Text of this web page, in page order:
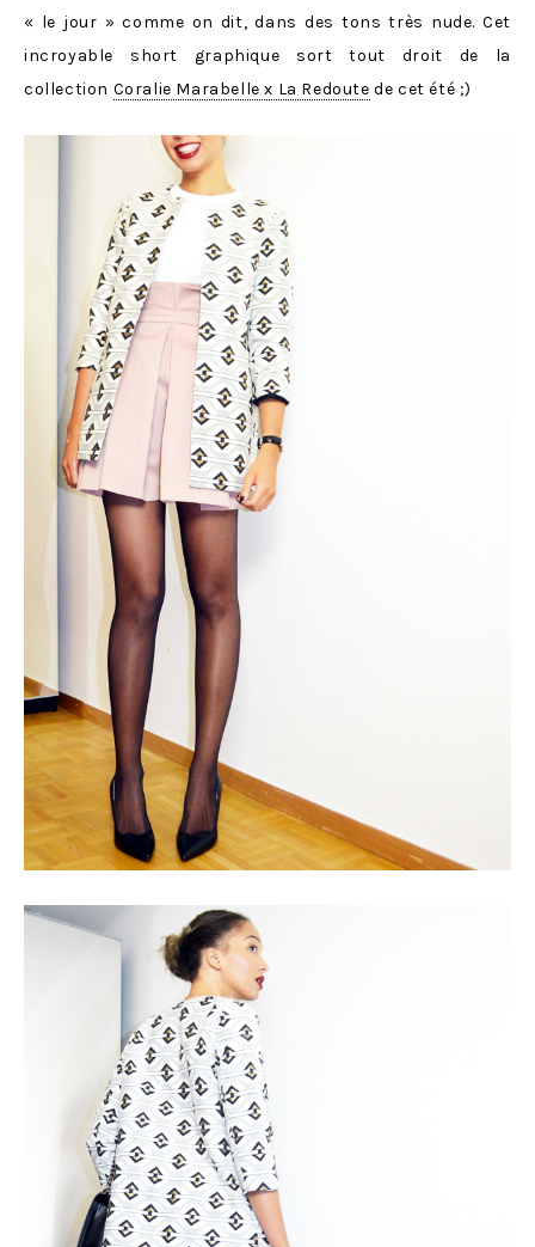
« le jour » comme on dit, dans des tons très nude. Cet
incroyable short graphique sort tout droit de la
collection Coralie Marabelle x La Redoute de cet été ;)